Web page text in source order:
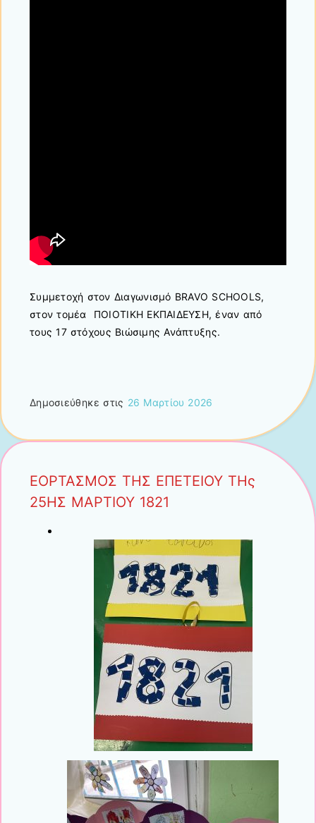
Συμμετοχή στον Διαγωνισμό BRAVO SCHOOLS,
στον τομέα ΠΟΙΟΤΙΚΗ ΕΚΠΑΙΔΕΥΣΗ, έναν από
τους 17 στόχους Βιώσιμης Ανάπτυξης.
Δημοσιεύθηκε στις 26 Μαρτίου 2026
ΕΟΡΤΑΣΜΟΣ ΤΗΣ ΕΠΕΤΕΙΟΥ ΤΗς
25ΗΣ ΜΑΡΤΙΟΥ 1821